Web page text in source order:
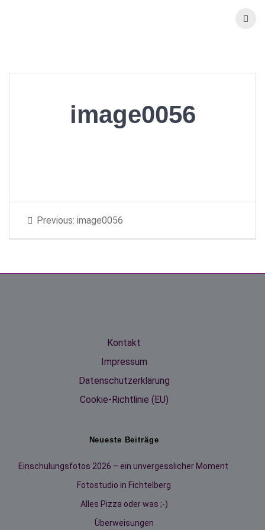
image0056
Beitragsnavigation
Previous: Previous
image0056
Kontakt
Impressum
Datenschutzerklärung
Cookie-Richtlinie (EU)
Neueste Beiträge
Einschulungsfotos 2026 – ein unvergesslicher Moment
Fotostudio in Fichtelberg
Alles Pizza oder was ;-)
Überweisungen